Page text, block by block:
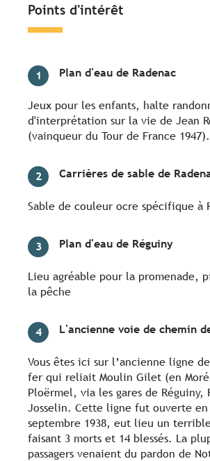
Points d'intérêt
1 Plan d'eau de Radenac
Jeux pour les enfants, halte
d'interprétation sur la vie de Jean
(vainqueur du Tour de France 1947).
2 Carrières de sable de
Sable de couleur ocre spécifique à
3 Plan d'eau de Réguiny
Lieu agréable pour la promenade,
la pêche
4 L'ancienne voie de chemin
Vous êtes ici sur l’ancienne ligne
fer qui reliait Moulin Gilet (en
Ploërmel, via les gares de Réguiny,
Josselin. Cette ligne fut ouverte en
septembre 1938, eut lieu un
faisant 3 morts et 14 blessés. La
passagers venaient du pardon de